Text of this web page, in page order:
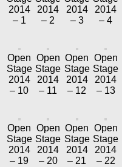
2014
– 1
2014
– 2
2014
– 3
2014
– 4
Open
Stage
2014
– 10
Open
Stage
2014
– 11
Open
Stage
2014
– 12
Open
Stage
2014
– 13
Open
Stage
2014
– 19
Open
Stage
2014
– 20
Open
Stage
2014
– 21
Open
Stage
2014
– 22